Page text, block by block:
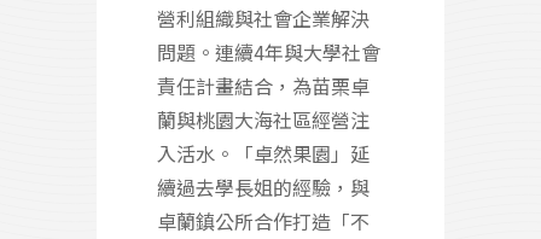
營利組織與社會企業解決
問題。連續4年與大學社會
責任計畫結合，為苗栗卓
蘭與桃園大海社區經營注
入活水。「卓然果園」延
續過去學長姐的經驗，與
卓蘭鎮公所合作打造「不